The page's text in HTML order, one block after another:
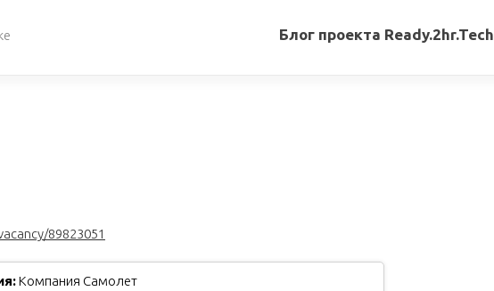
Блог проекта Ready.2hr.Tech
89823051
Компания Самолет